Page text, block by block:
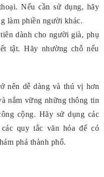
Nếu cần sử dụng, hãy
làm phiền người khác.
dành cho người già, phụ
tật. Hãy nhường chỗ nếu
nên dễ dàng và thú vị hơn
nắm vững những thông tin
cộng. Hãy sử dụng các
quy tắc văn hóa để có
phá thành phố.